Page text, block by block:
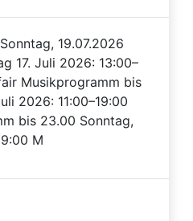
19.07.2026
17. Juli 2026: 13:00–
Musikprogramm bis
2026: 11:00–19:00
bis 23.00 Sonntag,
M